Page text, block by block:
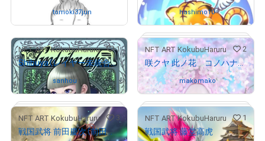
# 1/100
# 1/100
Owned bytomoki37jun Owned by hashimo10
NFT ART KokubuHaruru 1
Shibuya（レイヤー未統合データ付き）
Owned bysanhou
NFT ART KokubuHaruru 2
咲クヤ 此ノ花 コノハナサクヤ
Owned bymakomako
NFT ART KokubuHaruru 3
戦国武将 前田慶次（前田利益）
NFT ART KokubuHaruru 1
戦国武将 藤堂高虎